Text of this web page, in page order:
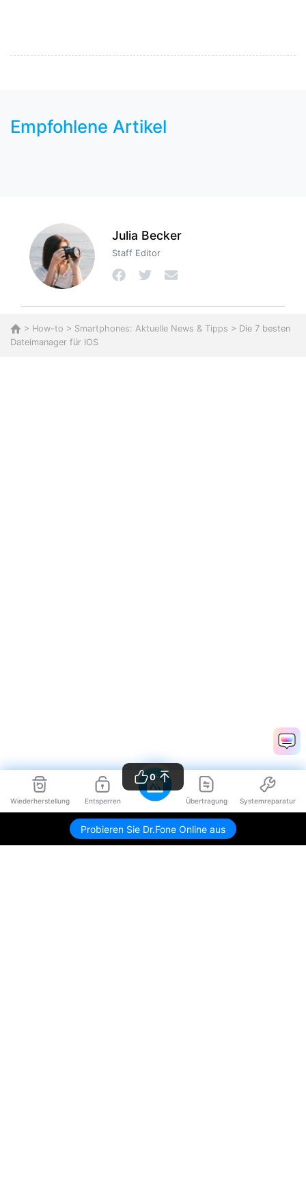
Wiederherstellung Entsperren Übertragung Systemreparatur
Probieren Sie Dr.Fone Online aus
Empfohlene Artikel
Julia Becker
Staff Editor
> How-to > Smartphones: Aktuelle News & Tipps > Die 7 besten
Dateimanager für IOS
0